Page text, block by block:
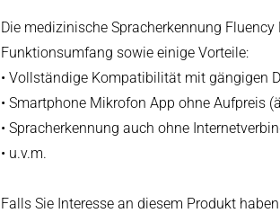
Die medizinische Spracherkennung
Funktionsumfang sowie einige Vorteile:
• Vollständige Kompatibilität mit gängigen
• Smartphone Mikrofon App ohne Aufpreis
• Spracherkennung auch ohne
• u.v.m.
Falls Sie Interesse an diesem Produkt